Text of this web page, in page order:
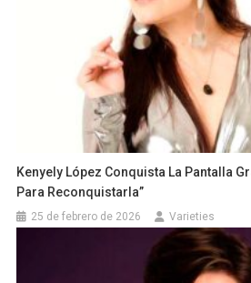
Kenyely López Conquista La Pantalla
Para Reconquistarla”
25 de febrero de 2026 Varieties